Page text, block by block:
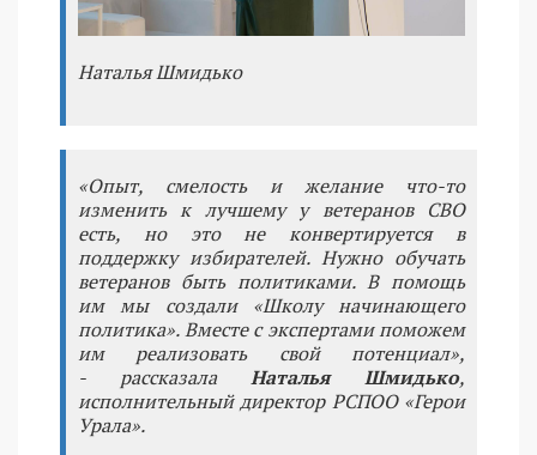
Наталья Шмидько
«Опыт, смелость и желание что-то
изменить к лучшему у ветеранов СВО
есть, но это не конвертируется в
поддержку избирателей. Нужно обучать
ветеранов быть политиками. В помощь
им мы создали «Школу начинающего
политика». Вместе с экспертами поможем
им реализовать свой потенциал»,
- рассказалаНаталья Шмидько,
исполнительный директор РСПОО «Герои
Урала».